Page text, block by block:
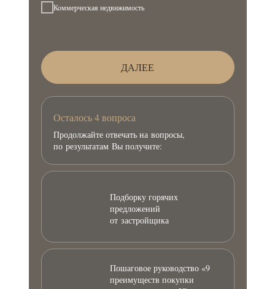
Осталось 4 вопроса
Продолжайте отвечать на вопросы,
по результатам Вы получите:
Подборку горячих
предложений
от застройщика
Пошаговое руководство «9
преимуществ покупки
Коммерческая недвижимость
ДАЛЕЕ